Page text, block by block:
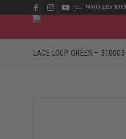
TEL.: +49 (0) 2825 80168
LACE LOOP GREEN – 310003